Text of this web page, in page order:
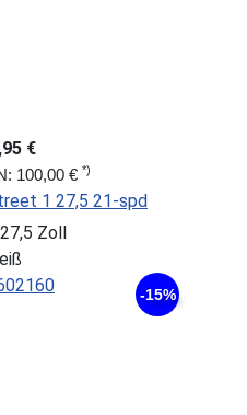
€
100,00 € *)
1 27,5 21-spd
Zoll
-15%